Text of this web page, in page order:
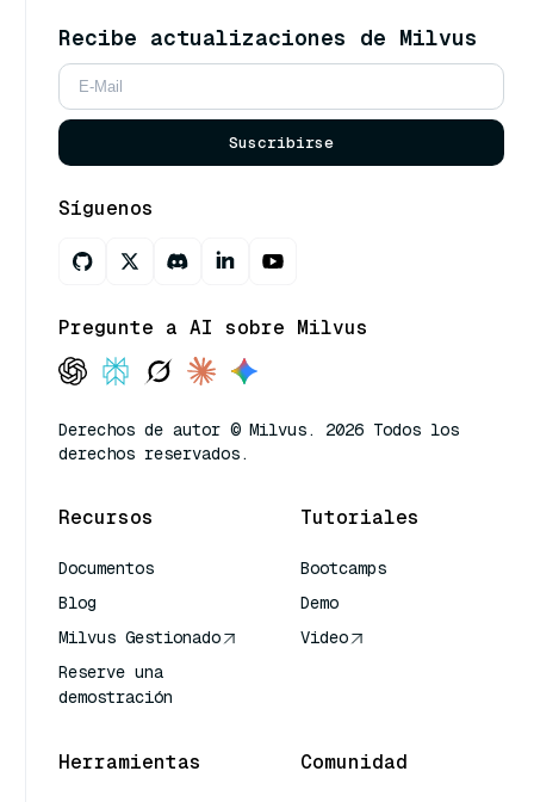
Recibe actualizaciones de Milvus
Suscribirse
Síguenos
Pregunte a AI sobre Milvus
Derechos de autor © Milvus. 2026 Todos los
derechos reservados.
Recursos
Documentos
Blog
Milvus Gestionado
Reserve una
demostración
Tutoriales
Bootcamps
Demo
Video
Herramientas Comunidad